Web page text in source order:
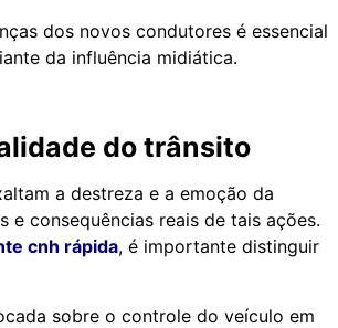
dos novos condutores é essencial
da influência midiática.
do trânsito
a destreza e a emoção da
consequências reais de tais ações.
cnh rápida, é importante distinguir
sobre o controle do veículo em